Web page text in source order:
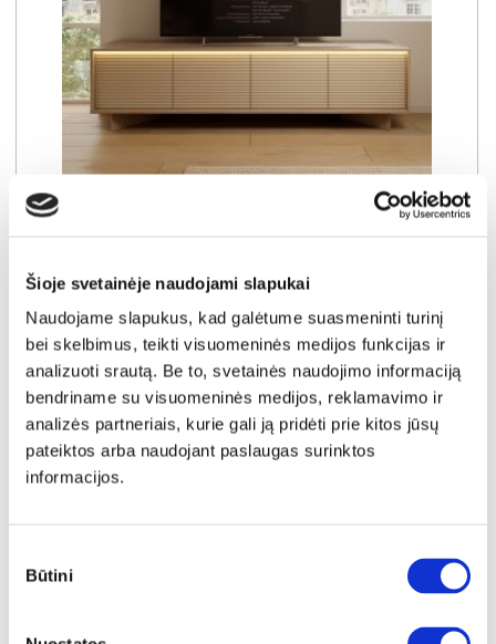
Šioje svetainėje naudojami slapukai
Naudojame slapukus, kad galėtume suasmeninti turinį
bei skelbimus, teikti visuomeninės medijos funkcijas ir
analizuoti srautą. Be to, svetainės naudojimo informaciją
bendriname su visuomeninės medijos, reklamavimo ir
analizės partneriais, kurie gali ją pridėti prie kitos jūsų
pateiktos arba naudojant paslaugas surinktos
informacijos.
pasirinkimas
Būtini
Kaina:
239€
Į krepšelį